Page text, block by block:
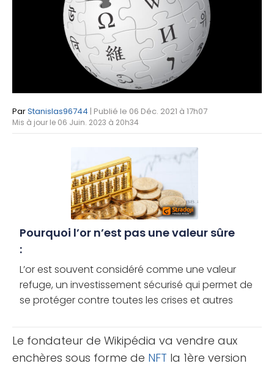
ParStanislas96744 | Publié le 06 Déc. 2021 à 17h07
Mis à jour le 06 Juin. 2023 à 20h34
Pourquoi l’or n’est pas une valeur sûre
:
L’or est souvent considéré comme une valeur
refuge, un investissement sécurisé qui permet de
se protéger contre toutes les crises et autres
Le fondateur de Wikipédia va vendre aux
enchères sous forme de NFT la 1ère version